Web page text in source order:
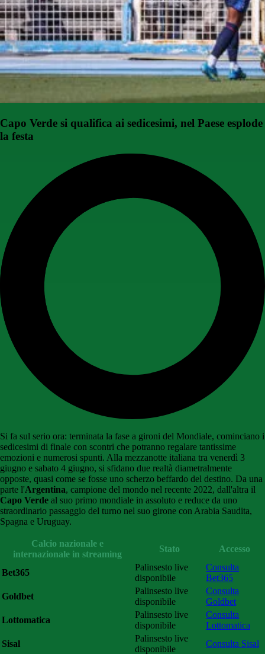
Capo Verde si qualifica ai sedicesimi, nel Paese esplode
la festa
Si fa sul serio ora: terminata la fase a gironi del Mondiale, cominciano i
sedicesimi di finale con scontri che potranno regalare tantissime
emozioni e numerosi spunti. Alla mezzanotte italiana tra venerdì 3
giugno e sabato 4 giugno, si sfidano due realtà diametralmente
opposte, quasi come se fosse uno scherzo beffardo del destino. Da una
parte l'Argentina, campione del mondo nel recente 2022, dall'altra il
Capo Verde al suo primo mondiale in assoluto e reduce da uno
straordinario passaggio del turno nel suo girone con Arabia Saudita,
Spagna e Uruguay.
Calcio nazionale e
internazionale in streaming
Stato Accesso
Bet365
Palinsesto live
disponibile
Consulta
Bet365
Goldbet
Palinsesto live
disponibile
Consulta
Goldbet
Lottomatica
Palinsesto live
disponibile
Consulta
Lottomatica
Sisal
Palinsesto live
disponibile
Consulta Sisal